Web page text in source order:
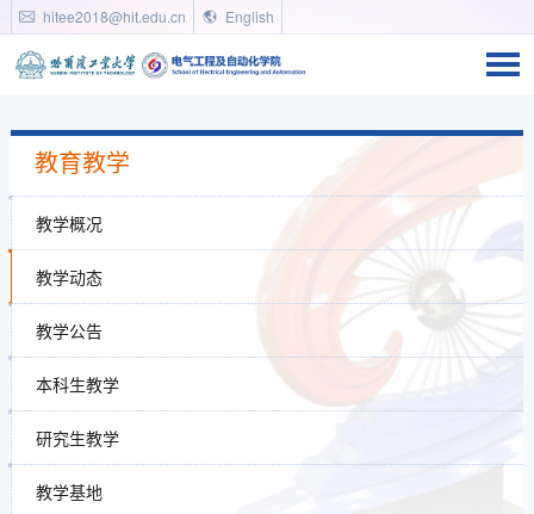
hitee2018@hit.edu.cn English
教育教学
教学概况
教学动态
教学公告
本科生教学
研究生教学
教学基地